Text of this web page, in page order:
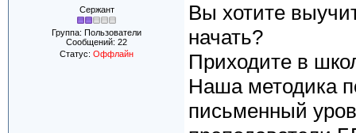
Сержант
Группа: Пользователи
Сообщений: 22
Статус: Оффлайн
Вы хотите
начать?
Приходите в
Наша методика
письменный